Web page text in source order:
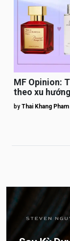
MF Opinion:
theo xu
by Thai Khang Pham